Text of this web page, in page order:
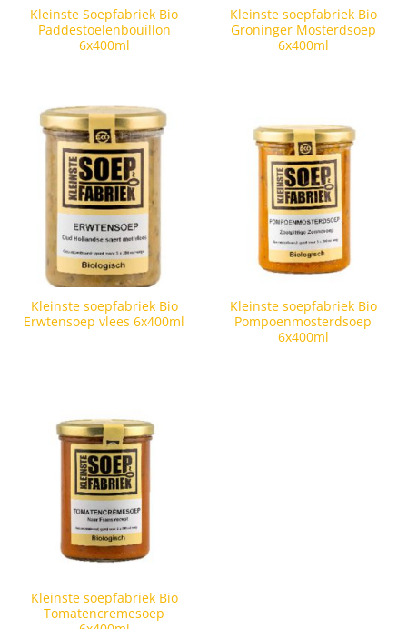
Kleinste Soepfabriek Bio
Paddestoelenbouillon
6x400ml
Kleinste soepfabriek Bio
Groninger Mosterdsoep
6x400ml
Kleinste soepfabriek Bio
Erwtensoep vlees 6x400ml
Kleinste soepfabriek Bio
Pompoenmosterdsoep
6x400ml
Kleinste soepfabriek Bio
Tomatencremesoep